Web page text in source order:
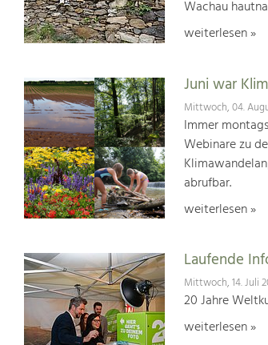
Wachau
weiterlesen »
Juni war
Mittwoch, 04.
Immer
Webinare zu
abrufbar.
weiterlesen »
Laufende
Mittwoch, 14. Juli
20 Jahre
weiterlesen »